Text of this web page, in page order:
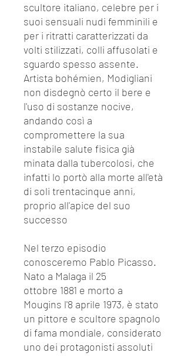
scultore italiano, celebre per i
suoi sensuali nudi femminili e
per i ritratti caratterizzati da
volti stilizzati, colli affusolati e
sguardo spesso assente.
Artista bohémien, Modigliani
non disdegnò certo il bere e
l'uso di sostanze nocive,
andando così a
compromettere la sua
instabile salute fisica già
minata dalla tubercolosi, che
infatti lo portò alla morte all'età
di soli trentacinque anni,
proprio all'apice del suo
successo
Nel terzo episodio
conosceremo Pablo Picasso.
Nato a Malaga il 25
ottobre 1881 e morto a
Mougins l'8 aprile 1973, è stato
un pittore e scultore spagnolo
di fama mondiale, considerato
uno dei protagonisti assoluti